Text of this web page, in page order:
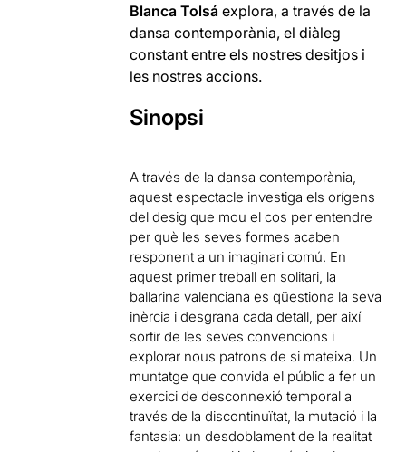
Blanca Tolsá explora, a través de la
dansa contemporània, el diàleg
constant entre els nostres desitjos i
les nostres accions.
Sinopsi
A través de la dansa contemporània,
aquest espectacle investiga els orígens
del desig que mou el cos per entendre
per què les seves formes acaben
responent a un imaginari comú. En
aquest primer treball en solitari, la
ballarina valenciana es qüestiona la seva
inèrcia i desgrana cada detall, per així
sortir de les seves convencions i
explorar nous patrons de si mateixa. Un
muntatge que convida el públic a fer un
exercici de desconnexió temporal a
través de la discontinuïtat, la mutació i la
fantasia: un desdoblament de la realitat